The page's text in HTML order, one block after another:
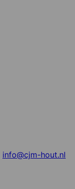
info@cjm-hout.nl